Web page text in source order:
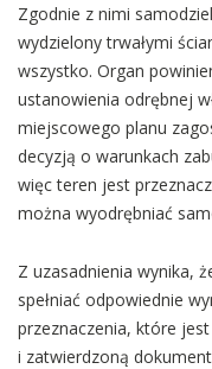
Zgodnie z nimi
wydzielony trwałymi
wszystko. Organ
ustanowienia odrębnej
miejscowego planu
decyzją o warunkach
więc teren jest
można wyodrębniać
Z uzasadnienia wynika,
spełniać odpowiednie
przeznaczenia, które
i zatwierdzoną